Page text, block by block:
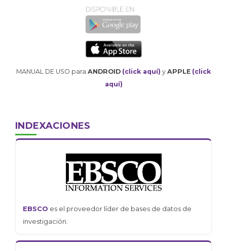
MANUAL DE USO para ANDROID (click aquí) y APPLE (click
aquí)
INDEXACIONES
EBSCO es el proveedor líder de bases de datos de
investigación.